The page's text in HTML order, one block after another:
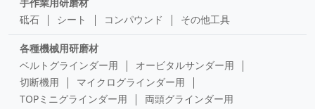
手作業用研磨材
砥石
シート コンパウンド その他工具
各種機械用研磨材
ベルトグラインダー用
オービタルサンダー用
切断機用
マイクログラインダー用
TOPミニグラインダー用
両頭グラインダー用